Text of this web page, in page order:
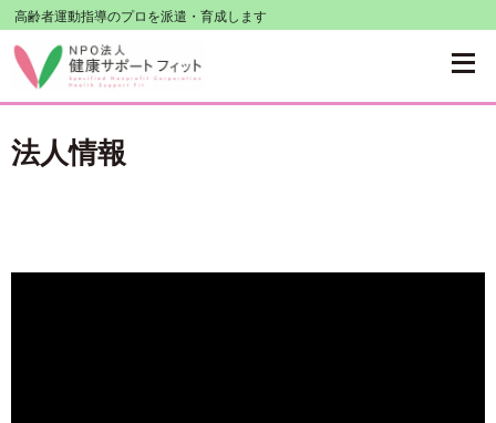
コ
ン
ツ
高齢者運動指導のプロを派遣・育成します
法人情報